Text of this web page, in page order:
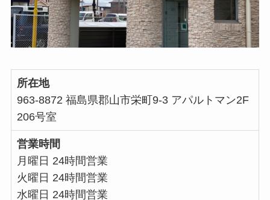
所在地
963-8872 福島県郡山市栄町9-3 アパルトマン2F
206号室
営業時間
月曜日 24時間営業
火曜日 24時間営業
水曜日 24時間営業